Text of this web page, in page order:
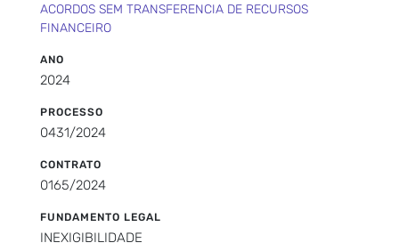
ACORDOS SEM TRANSFERENCIA DE RECURSOS
FINANCEIRO
ANO
2024
PROCESSO
0431/2024
CONTRATO
0165/2024
FUNDAMENTO LEGAL
INEXIGIBILIDADE